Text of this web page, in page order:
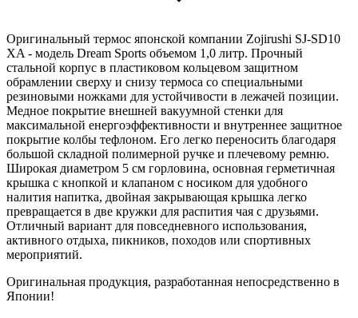
Оригинальный термос японской компании Zojirushi SJ-SD10
ХA - модель Dream Sports объемом 1,0 литр. Прочный
стальной корпус в пластиковом кольцевом защитном
обрамлении сверху и снизу термоса со специальными
резиновыми ножками для устойчивости в лежачей позиции.
Медное покрытие внешней вакуумной стенки для
максимальной енергоэффективности и внутреннее защитное
покрытие колбы тефлоном. Его легко переносить благодаря
большой складной полимерной ручке и плечевому ремню.
Широкая диаметром 5 см горловина, основная герметичная
крышка с кнопкой и клапаном с носиком для удобного
налития напитка, двойная закрывающая крышка легко
превращается в две кружки для распития чая с друзьями.
Отличный вариант для повседневного использования,
активного отдыха, пикников, походов или спортивных
мероприятий.
Оригинальная продукция, разработанная непосредственно в
Японии!